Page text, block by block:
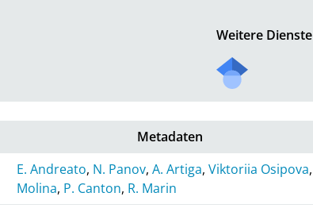
Weitere Dienste
Metadaten
E. Andreato, N. Panov,A. Artiga,Viktoriia Osipova,
Molina, P. Canton, R. Marin